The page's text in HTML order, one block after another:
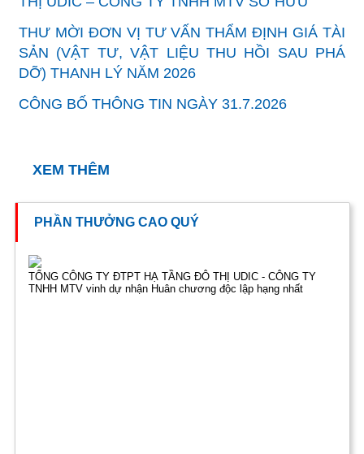
THƯ MỜI ĐƠN VỊ TƯ VẤN THẨM ĐỊNH GIÁ TÀI
SẢN (VẬT TƯ, VẬT LIỆU THU HỒI SAU PHÁ
DỠ) THANH LÝ NĂM 2026
CÔNG BỐ THÔNG TIN NGÀY 31.7.2026
XEM THÊM
PHẦN THƯỞNG CAO QUÝ
TỔNG CÔNG TY ĐTPT HẠ TẦNG ĐÔ THỊ UDIC - CÔNG TY
TNHH MTV vinh dự nhận Huân chương độc lập hạng nhất